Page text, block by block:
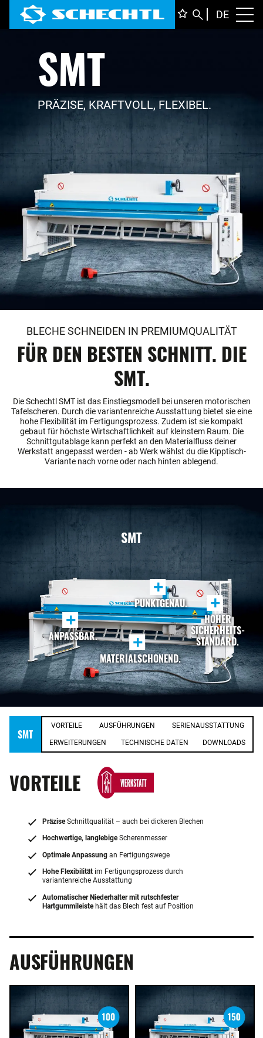
DE
SMT
PRÄZISE, KRAFTVOLL, FLEXIBEL.
BLECHE SCHNEIDEN IN PREMIUMQUALITÄT
FÜR DEN BESTEN SCHNITT. DIE
SMT.
Die Schechtl SMT ist das Einstiegsmodell bei unseren motorischen
Tafelscheren. Durch die variantenreiche Ausstattung bietet sie eine
hohe Flexibilität im Fertigungsprozess. Zudem ist sie kompakt
gebaut für höchste Wirtschaftlichkeit auf kleinstem Raum. Die
Schnittgutablage kann perfekt an den Materialfluss deiner
Werkstatt angepasst werden - ab Werk wählst du die Kipptisch-
Variante nach vorne oder nach hinten ablegend.
SMT
+
PUNKTGENAU. +
HOHER
SICHERHEITS-
STANDARD.
+
ANPASSBAR. +
MATERIALSCHONEND.
SMT
VORTEILE AUSFÜHRUNGEN SERIENAUSSTATTUNG
ERWEITERUNGEN TECHNISCHE DATEN DOWNLOADS
VORTEILE
PräziseSchnittqualität – auch bei dickeren Blechen
Hochwertige, langlebigeScherenmesser
Optimale Anpassung an Fertigungswege
Hohe Flexibilität im Fertigungsprozess durch
variantenreiche Ausstattung
Automatischer Niederhalter mit rutschfester
Hartgummileistehält das Blech fest auf Position
AUSFÜHRUNGEN